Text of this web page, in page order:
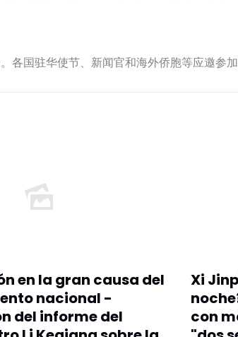
国驻华使节、新闻官和海外侨胞等应邀参加
en la gran causa del
nacional -
del informe del
Xi
con